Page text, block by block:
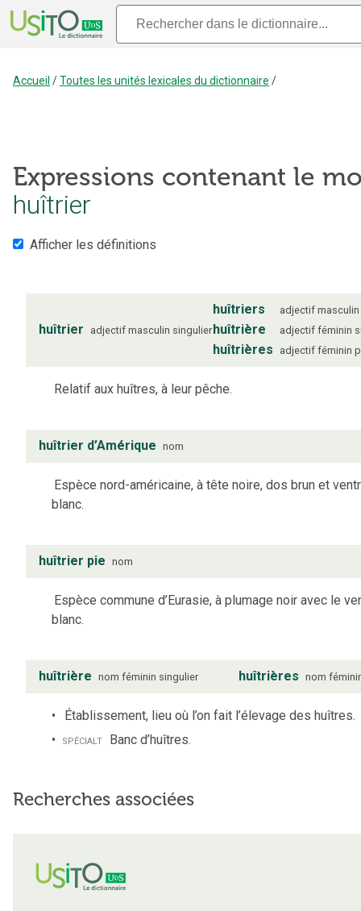
Accueil /Toutes les unités lexicales du dictionnaire /
Expressions contenant le
huîtrier
Afficher les définitions
huîtrier adjectif masculin singulier
huîtriers adjectif masculin
huîtrière adjectif féminin
huîtrières adjectif féminin
Relatif aux huîtres, à leur pêche.
huîtrier d’Amérique nom
Espèce nord-américaine, à tête noire, dos brun et
blanc.
huîtrier pie nom
Espèce commune d’Eurasie, à plumage noir avec le
blanc.
huîtrière nom féminin singulier huîtrières nom
Établissement, lieu où l’on fait l’élevage des huîtres.
spécialt Banc d’huîtres.
Recherches associées